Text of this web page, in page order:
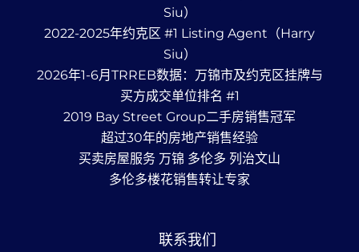
Siu）
2022-2025年约克区 #1 Listing Agent（Harry
Siu）
2026年1-6月TRREB数据：万锦市及约克区挂牌与
买方成交单位排名 #1
2019 Bay Street Group二手房销售冠军
超过30年的房地产销售经验
买卖房屋服务 万锦 多伦多 列治文山
多伦多楼花销售转让专家
联系我们